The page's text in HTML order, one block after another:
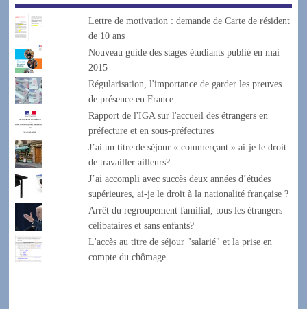
Lettre de motivation : demande de Carte de résident
de 10 ans
Nouveau guide des stages étudiants publié en mai
2015
Régularisation, l'importance de garder les preuves
de présence en France
Rapport de l'IGA sur l'accueil des étrangers en
préfecture et en sous-préfectures
J’ai un titre de séjour « commerçant » ai-je le droit
de travailler ailleurs?
J’ai accompli avec succès deux années d’études
supérieures, ai-je le droit à la nationalité française ?
Arrêt du regroupement familial, tous les étrangers
célibataires et sans enfants?
L'accès au titre de séjour "salarié" et la prise en
compte du chômage